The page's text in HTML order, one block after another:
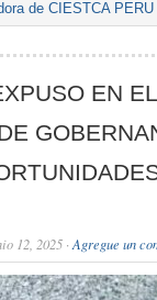
de CIESTCA PERU
EN
12, 2025 · Agregue un